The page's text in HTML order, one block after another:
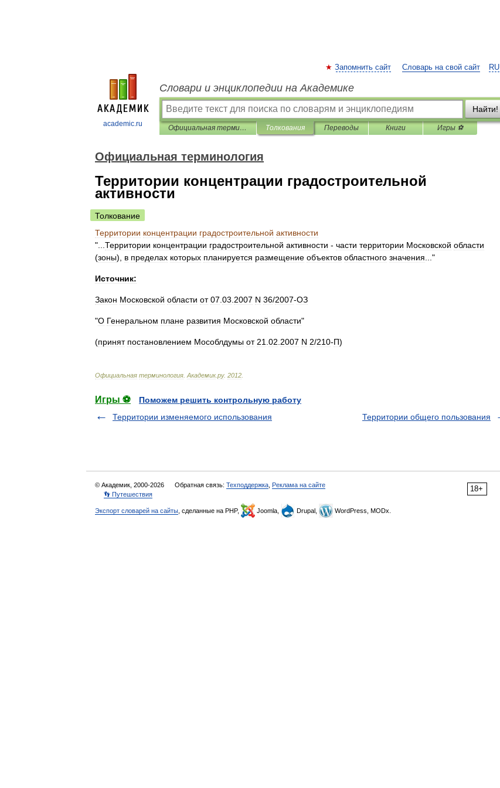
academic.ru
RU
Запомнить сайт Словарь на свой сайт
Словари и энциклопедии на Академике
Найти!
Официальная терминология Толкования Переводы Книги Игры ⚽
Официальная терминология
Территории концентрации градостроительной
активности
Толкование
Территории концентрации градостроительной активности
"... Территории концентрации градостроительной активности - части территории Московской области
(зоны), в пределах которых планируется размещение объектов областного значения ..."
Источник:
Закон Московской области от 07 03 2007 N 36/2007-ОЗ
"О Генеральном плане развития Московской области"
(принят постановлением Мособлдумы от 21 02 2007 N 2/210-П)
Официальная терминология Академик.ру. 2012
Игры ⚽
Поможем решить контрольную работу
Территории изменяемого использования
Территории общего пользования
18+
© Академик, 2000-2026 Обратная связь: Техподдержка Реклама на сайте
👣 Путешествия
Экспорт словарей на сайты , сделанные на PHP, Joomla, Drupal, WordPress, MODx.